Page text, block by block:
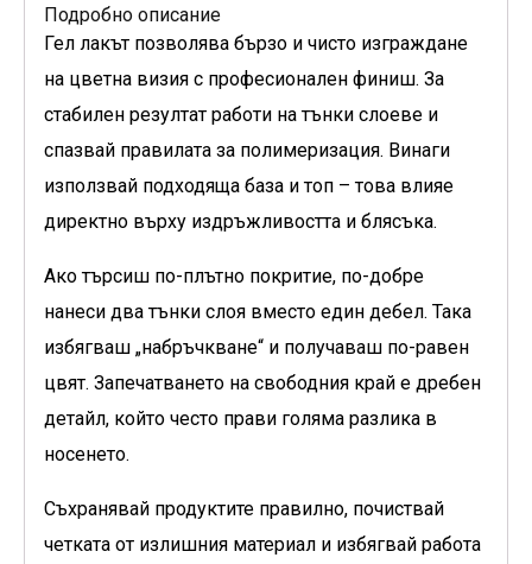
Подробно описание
Гел лакът позволява бързо и чисто изграждане
на цветна визия с професионален финиш. За
стабилен резултат работи на тънки слоеве и
спазвай правилата за полимеризация. Винаги
използвай подходяща база и топ – това влияе
директно върху издръжливостта и блясъка.
Ако търсиш по-плътно покритие, по-добре
нанеси два тънки слоя вместо един дебел. Така
избягваш „набръчкване“ и получаваш по-равен
цвят. Запечатването на свободния край е дребен
детайл, който често прави голяма разлика в
носенето.
Съхранявай продуктите правилно, почиствай
четката от излишния материал и избягвай работа